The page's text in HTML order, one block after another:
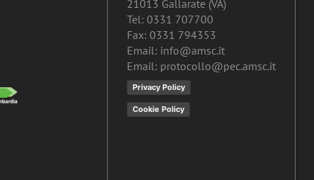
21013 Gallarate (VA)
Tel: 0331 707700
Fax: 0331 794353
Email: info@amsc.it
Email: protocollo@pec.amsc.it
Privacy Policy
Cookie Policy